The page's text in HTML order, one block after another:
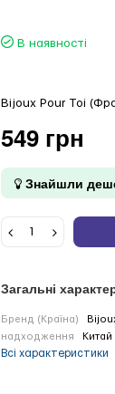
В наявності
Bijoux Pour Toi
549 грн
Знайшли
Загальні
Бренд (Країна)
надходження
Китай
Всі характеристики